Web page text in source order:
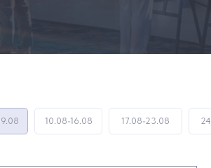
17.08-23.08
10.08-16.08